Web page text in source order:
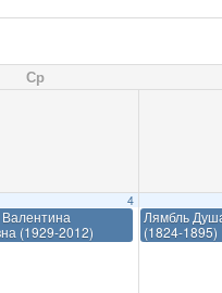
Ср
4
(1929-2012)
Лямбль
(1824-1895)